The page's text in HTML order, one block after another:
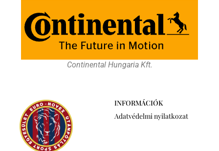
Continental Hungaria Kft.
INFORMÁCIÓK
Adatvédelmi nyilatkozat